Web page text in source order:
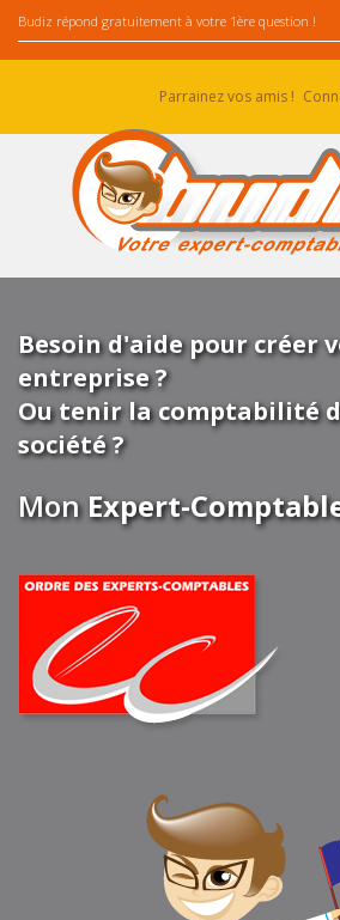
Parrainez vos amis !
Besoin d'aide pour créer
entreprise ?
Ou tenir la comptabilité
société ?
MonExpert-